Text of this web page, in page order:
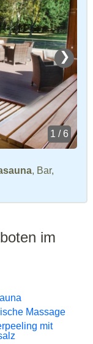
❯
1 / 6
, Bar,
im
Massage
mit